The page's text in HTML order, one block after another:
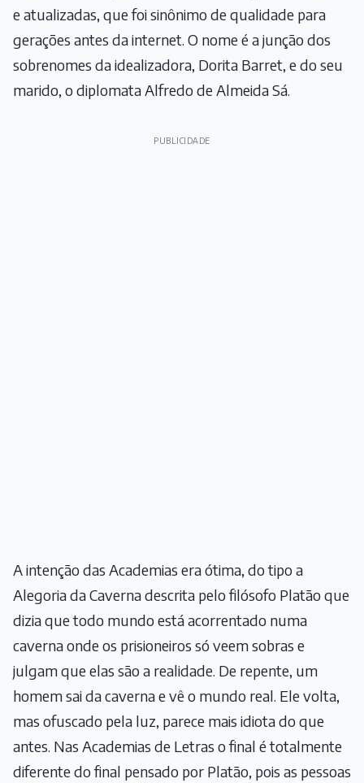
e atualizadas, que foi sinônimo de qualidade para
gerações antes da internet. O nome é a junção dos
sobrenomes da idealizadora, Dorita Barret, e do seu
marido, o diplomata Alfredo de Almeida Sá.
PUBLICIDADE
A intenção das Academias era ótima, do tipo a
Alegoria da Caverna descrita pelo filósofo Platão que
dizia que todo mundo está acorrentado numa
caverna onde os prisioneiros só veem sobras e
julgam que elas são a realidade. De repente, um
homem sai da caverna e vê o mundo real. Ele volta,
mas ofuscado pela luz, parece mais idiota do que
antes. Nas Academias de Letras o final é totalmente
diferente do final pensado por Platão, pois as pessoas